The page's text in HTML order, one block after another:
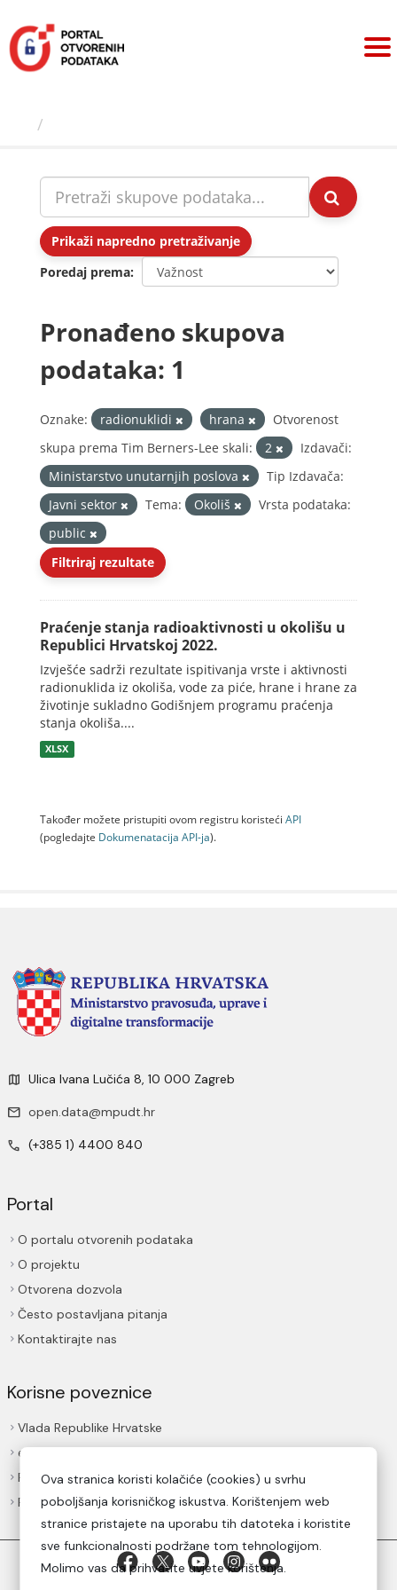
sadržaj
Prikaži napredno pretraživanje
Poredaj prema
Pronađeno skupova
podataka: 1
Oznake: radionuklidi hrana
Otvorenost
skupa prema Tim Berners-Lee skali:
2
Izdavači:
Ministarstvo unutarnjih poslova
Tip Izdavača:
Javni sektor
Tema: Okoliš
Vrsta podataka:
public
Filtriraj rezultate
Praćenje stanja radioaktivnosti u okolišu u
Republici Hrvatskoj 2022.
Izvješće sadrži rezultate ispitivanja vrste i aktivnosti
radionuklida iz okoliša, vode za piće, hrane i hrane za
životinje sukladno Godišnjem programu praćenja
stanja okoliša....
XLSX
Također možete pristupiti ovom registru koristeći API
(pogledajte Dokumenаtаcijа API-jа).